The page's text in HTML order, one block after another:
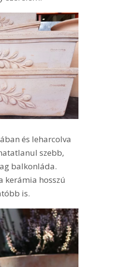
és leharcolva
szebb,
balkonláda.
kerámia hosszú
is.